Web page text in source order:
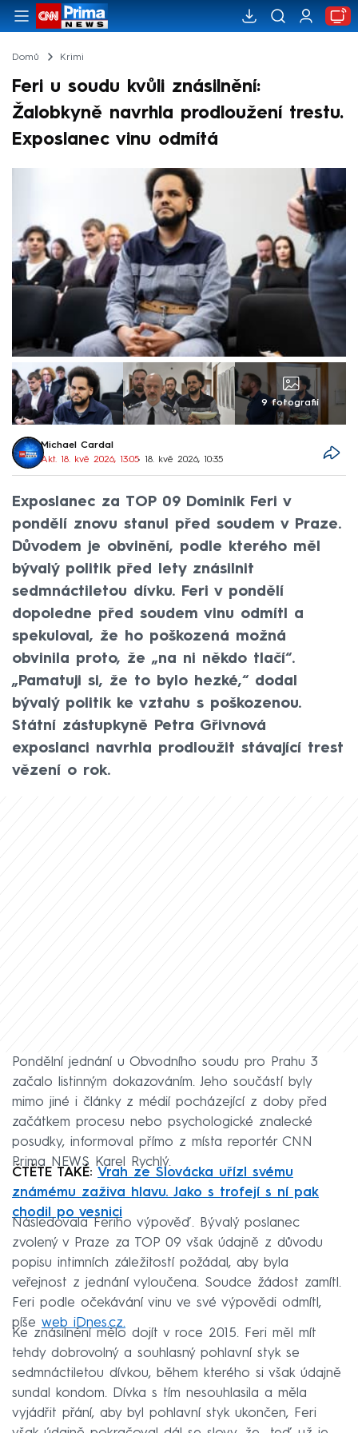
Domů Krimi
Feri u soudu kvůli znásilnění:
Žalobkyně navrhla prodloužení trestu.
Exposlanec vinu odmítá
9 fotografií
Michael Cardal
Akt. 18. kvě 2026, 13:05• 18. kvě 2026, 10:35
Exposlanec za TOP 09 Dominik Feri v
pondělí znovu stanul před soudem v Praze.
Důvodem je obvinění, podle kterého měl
bývalý politik před lety znásilnit
sedmnáctiletou dívku. Feri v pondělí
dopoledne před soudem vinu odmítl a
spekuloval, že ho poškozená možná
obvinila proto, že „na ni někdo tlačí“.
„Pamatuji si, že to bylo hezké,“ dodal
bývalý politik ke vztahu s poškozenou.
Státní zástupkyně Petra Gřivnová
exposlanci navrhla prodloužit stávající trest
vězení o rok.
Pondělní jednání u Obvodního soudu pro Prahu 3
začalo listinným dokazováním. Jeho součástí byly
mimo jiné i články z médií pocházející z doby před
začátkem procesu nebo psychologické znalecké
posudky, informoval přímo z místa reportér CNN
Prima NEWS Karel Rychlý.
ČTĚTE TAKÉ: Vrah ze Slovácka uřízl svému
známému zaživa hlavu. Jako s trofejí s ní pak
chodil po vesnici
Následovala Feriho výpověď. Bývalý poslanec
zvolený v Praze za TOP 09 však údajně z důvodu
popisu intimních záležitostí požádal, aby byla
veřejnost z jednání vyloučena. Soudce žádost zamítl.
Feri podle očekávání vinu ve své výpovědi odmítl,
píše web iDnes.cz.
Ke znásilnění mělo dojít v roce 2015. Feri měl mít
tehdy dobrovolný a souhlasný pohlavní styk se
sedmnáctiletou dívkou, během kterého si však údajně
sundal kondom. Dívka s tím nesouhlasila a měla
vyjádřit přání, aby byl pohlavní styk ukončen, Feri